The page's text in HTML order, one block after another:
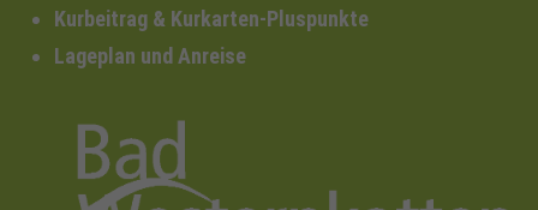
Kurbeitrag & Kurkarten-Pluspunkte
Lageplan und Anreise